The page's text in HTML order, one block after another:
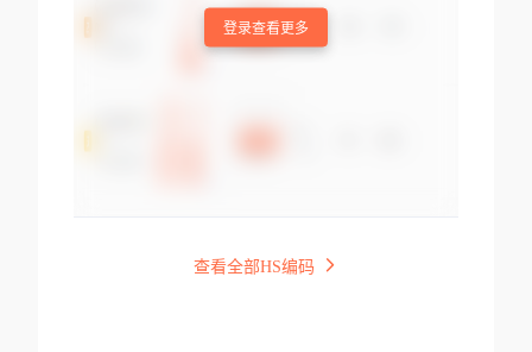
登录查看更多
查看全部HS编码